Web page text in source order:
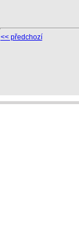
<< předchozí